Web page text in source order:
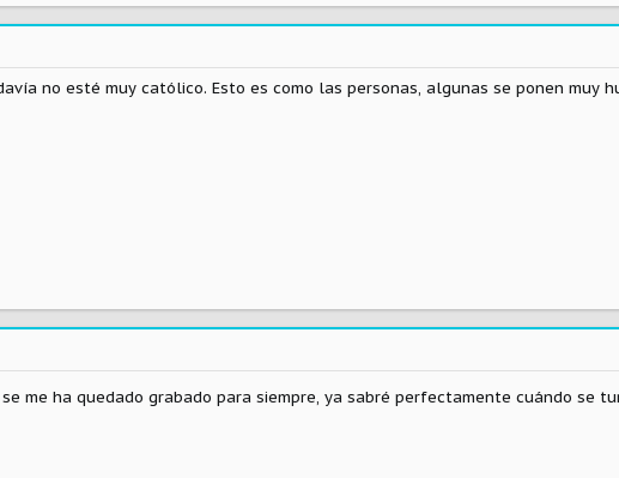
no esté muy católico. Esto es como las personas, algunas se ponen muy
me ha quedado grabado para siempre, ya sabré perfectamente cuándo se